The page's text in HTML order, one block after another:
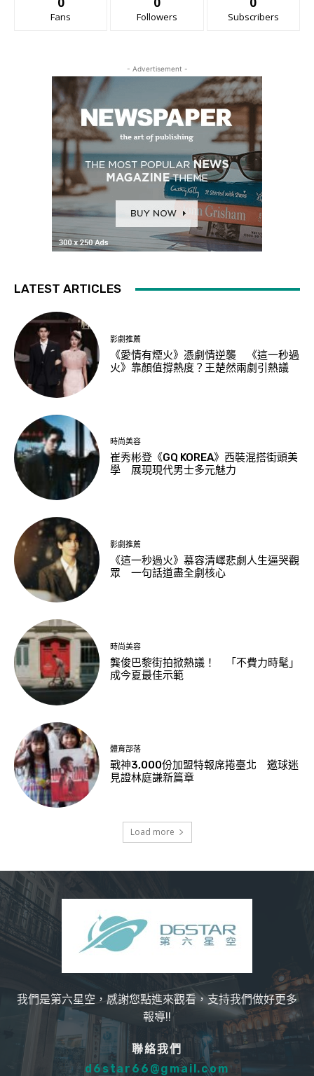
Fans Followers Subscribers
- Advertisement -
LATEST ARTICLES
影劇推薦
《愛情有煙火》憑劇情逆襲 《這一秒過
火》靠顏值撐熱度？王楚然兩劇引熱議
時尚美容
崔秀彬登《GQ KOREA》西裝混搭街頭美
學 展現現代男士多元魅力
影劇推薦
《這一秒過火》慕容清嶧悲劇人生逼哭觀
眾 一句話道盡全劇核心
時尚美容
龔俊巴黎街拍掀熱議！ 「不費力時髦」
成今夏最佳示範
體育部落
戰神3,000份加盟特報席捲臺北 邀球迷
見證林庭謙新篇章
Load more
我們是第六星空，感謝您點進來觀看，支持我們做好更多
報導!!
聯絡我們
d6star66@gmail.com